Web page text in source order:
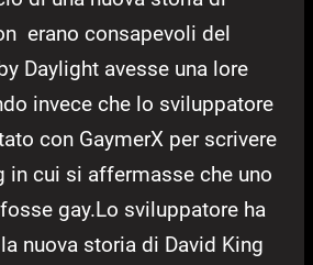
erano consapevoli del
Daylight avesse una lore
invece che lo sviluppatore
con GaymerX per scrivere
in cui si affermasse che uno
gay.Lo sviluppatore ha
nuova storia di David King